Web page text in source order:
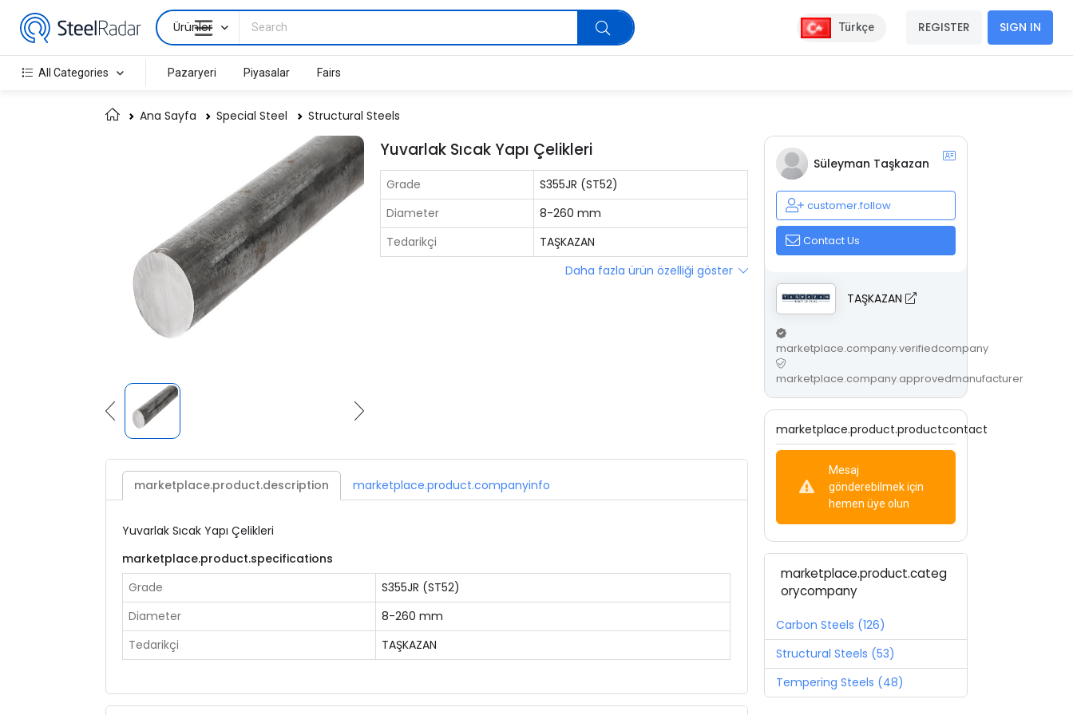
Ürünler Türkçe REGISTER SIGN IN
All Categories Pazaryeri Piyasalar Fairs
Ana Sayfa Special Steel Structural Steels
Yuvarlak Sıcak Yapı Çelikleri
Grade
S355JR (ST52)
Diameter
8-260 mm
Tedarikçi
TAŞKAZAN
Daha fazla ürün özelliği göster
marketplace.product.description marketplace.product.companyinfo
Yuvarlak Sıcak Yapı Çelikleri
marketplace.product.specifications
Grade
S355JR (ST52)
Diameter
8-260 mm
Tedarikçi
TAŞKAZAN
Süleyman Taşkazan
customer.follow
Contact Us
TAŞKAZAN
marketplace.company.verifiedcompany
marketplace.company.approvedmanufacturer
marketplace.product.productcontact
Mesaj
gönderebilmek için
hemen üye olun
marketplace.product.categ
orycompany
Carbon Steels (126)
Structural Steels (53)
Tempering Steels (48)